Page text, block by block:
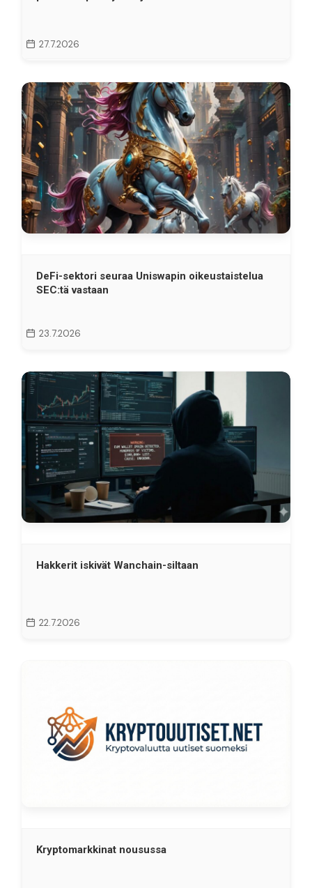
27.7.2026
DeFi-sektori seuraa Uniswapin oikeustaistelua
SEC:tä vastaan
23.7.2026
Hakkerit iskivät Wanchain-siltaan
22.7.2026
Kryptomarkkinat nousussa